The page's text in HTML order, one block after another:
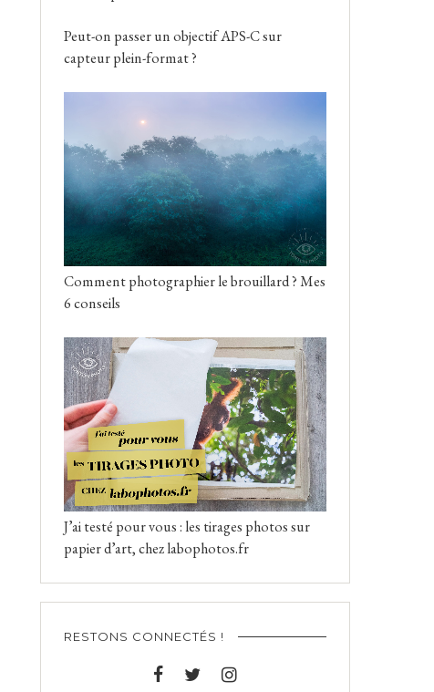
Peut-on passer un objectif APS-C sur
capteur plein-format ?
Comment photographier le brouillard ? Mes
6 conseils
J’ai testé pour vous : les tirages photos sur
papier d’art, chez labophotos.fr
RESTONS CONNECTÉS !